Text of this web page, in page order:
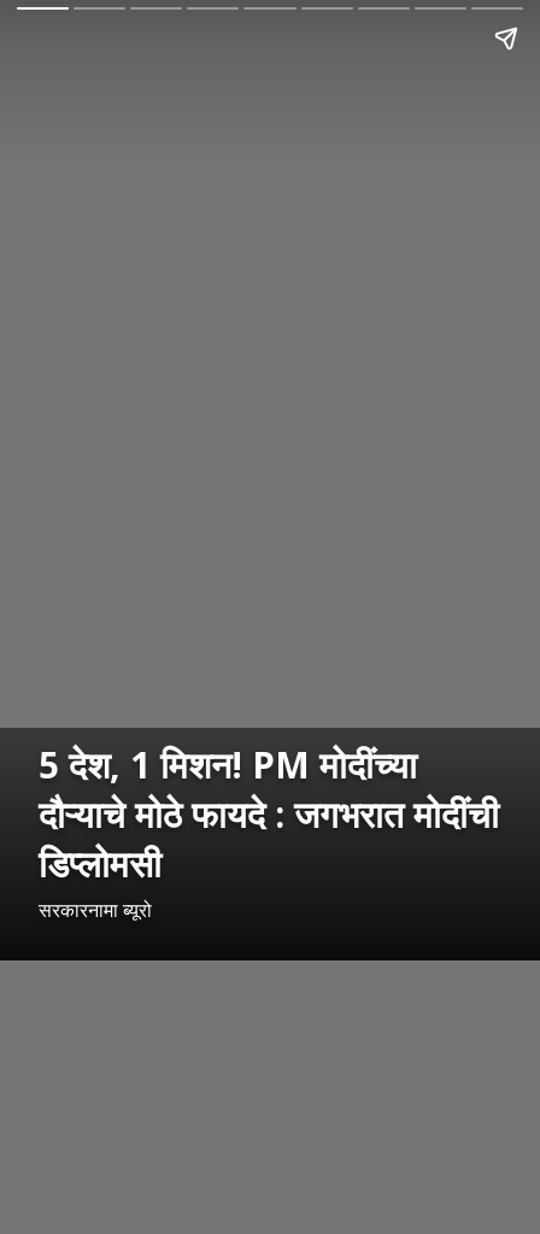
5 देश, 1 मिशन! PM मोदींच्या
दौऱ्याचे मोठे फायदे : जगभरात मोदींची
डिप्लोमसी
सरकारनामा ब्यूरो